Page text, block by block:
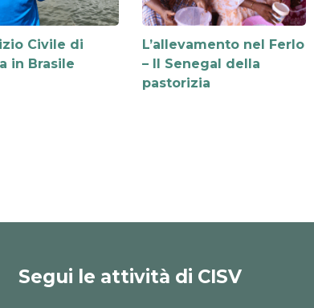
Civile di
in Brasile
L’allevamento nel Ferlo
– Il Senegal della
pastorizia
Segui le attività di CISV